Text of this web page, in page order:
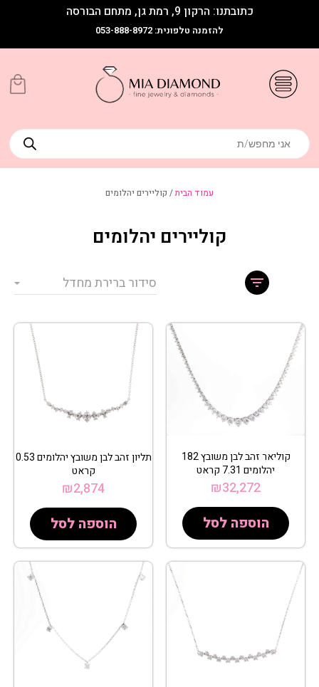
כתובתנו: הרקון 9, רמת גן, מתחם הבורסה
להזמנה טלפונית: 053-888-8972
עמוד הבית/ קוליירים יהלומים
קוליירים יהלומים
קוליאר זהב לבן משובץ 182
יהלומים 7.31 קראט
₪32,272
הוספה לסל
תליון זהב לבן משובץ יהלומים 0.53
קראט
₪2,874
הוספה לסל